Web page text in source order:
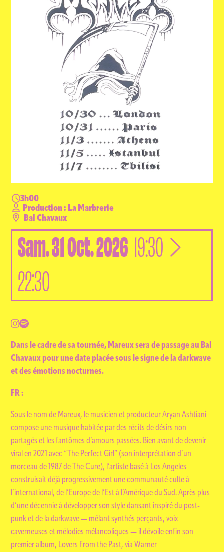
3h00
Production : La Marbrerie
Bal Chavaux
Sam.31Oct.2026 19:30 à
22:30
Dans le cadre de sa tournée, Mareux sera de passage au Bal
Chavaux pour une date placée sous le signe de la darkwave
et des émotions nocturnes.
FR :
Sous le nom de Mareux, le musicien et producteur Aryan Ashtiani
compose une musique habitée par des récits de désirs non
partagés et les fantômes d’amours passées. Bien avant de devenir
viral en 2021 avec “The Perfect Girl” (son interprétation d’un
morceau de 1987 de The Cure), l’artiste basé à Los Angeles
construisait déjà progressivement une communauté culte à
l’international, de l’Europe de l’Est à l’Amérique du Sud. Après plus
d’une décennie à développer son style dansant inspiré du post-
punk et de la darkwave — mêlant synthés perçants, voix
caverneuses et mélodies mélancoliques — il dévoile enfin son
premier album, Lovers From the Past, via Warner
NEWSLETTER
RETROUVER VOS COMMANDES